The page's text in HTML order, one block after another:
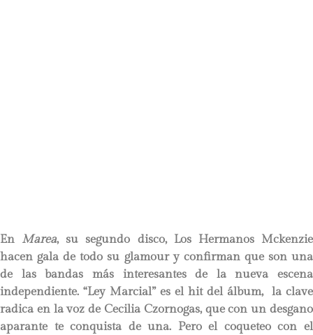
En Marea, su segundo disco, Los Hermanos Mckenzie
hacen gala de todo su glamour y confirman que son una
de las bandas más interesantes de la nueva escena
independiente. “Ley Marcial” es el hit del álbum, la clave
radica en la voz de Cecilia Czornogas, que con un desgano
aparante te conquista de una. Pero el coqueteo con el